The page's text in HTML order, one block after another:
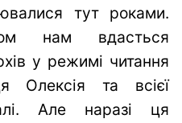
тут роками.
нам вдасться
у режимі читання
Олексія та всієї
Але наразі ця